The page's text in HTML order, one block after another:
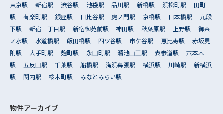
東京駅 新宿駅 渋谷駅 池袋駅 品川駅 新橋駅 浜松町駅
田町
駅
有楽町駅 銀座駅 日比谷駅 虎ノ門駅 京橋駅 日本橋駅
九段
下駅
新宿三丁目駅 新宿御苑前駅 神田駅 秋葉原駅 上野駅
御茶
ノ水駅
水道橋駅 飯田橋駅 四ツ谷駅 市ケ谷駅 恵比寿駅
赤坂見
附駅
大手町駅 麹町駅 永田町駅 溜池山王駅 表参道駅
六本木
駅
五反田駅 千葉駅 船橋駅 海浜幕張駅 横浜駅 川崎駅
新横浜
駅
関内駅 桜木町駅 みなとみらい駅
物件アーカイブ